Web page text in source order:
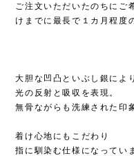
ご注文いただいたのちにご
けまでに最長で１カ月程度
大胆な凹凸といぶし銀によ
光の反射と吸収を表現。
無骨ながらも洗練された印
着け心地にもこだわり
指に馴染む仕様になってい